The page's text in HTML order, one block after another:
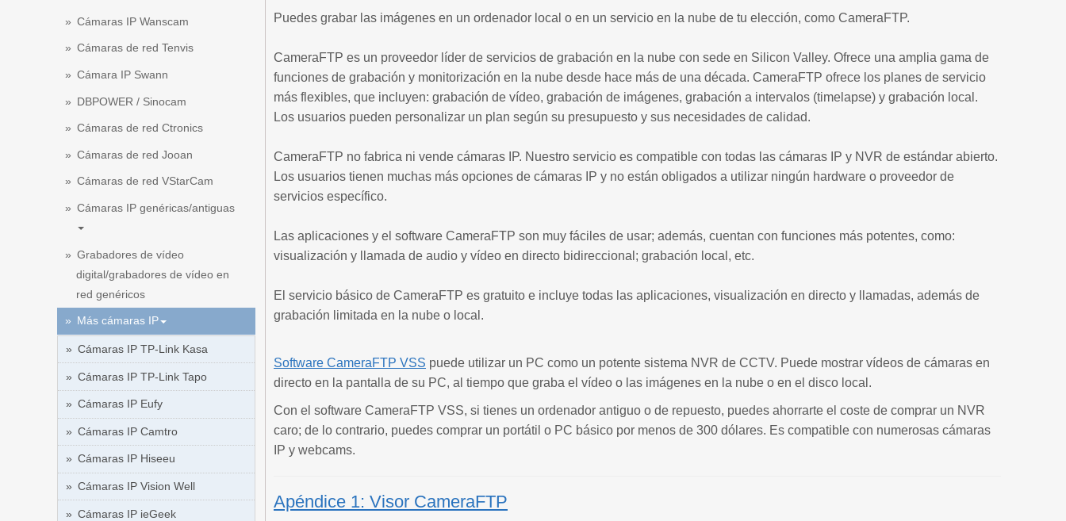
Cámaras IP Wanscam
Cámaras de red Tenvis
Cámara IP Swann
DBPOWER / Sinocam
Cámaras de red Ctronics
Cámaras de red Jooan
Cámaras de red VStarCam
Cámaras IP genéricas/antiguas
Grabadores de vídeo
digital/grabadores de vídeo en
red genéricos
Más cámaras IP
Cámaras IP TP-Link Kasa
Cámaras IP TP-Link Tapo
Cámaras IP Eufy
Cámaras IP Camtro
Cámaras IP Hiseeu
Cámaras IP Vision Well
Cámaras IP ieGeek
Puedes grabar las imágenes en un ordenador local o en un servicio en la nube de tu elección, como CameraFTP.
CameraFTP es un proveedor líder de servicios de grabación en la nube con sede en Silicon Valley. Ofrece una amplia gama de
funciones de grabación y monitorización en la nube desde hace más de una década. CameraFTP ofrece los planes de servicio
más flexibles, que incluyen: grabación de vídeo, grabación de imágenes, grabación a intervalos (timelapse) y grabación local.
Los usuarios pueden personalizar un plan según su presupuesto y sus necesidades de calidad.
CameraFTP no fabrica ni vende cámaras IP. Nuestro servicio es compatible con todas las cámaras IP y NVR de estándar abierto.
Los usuarios tienen muchas más opciones de cámaras IP y no están obligados a utilizar ningún hardware o proveedor de
servicios específico.
Las aplicaciones y el software CameraFTP son muy fáciles de usar; además, cuentan con funciones más potentes, como:
visualización y llamada de audio y vídeo en directo bidireccional; grabación local, etc.
El servicio básico de CameraFTP es gratuito e incluye todas las aplicaciones, visualización en directo y llamadas, además de
grabación limitada en la nube o local.
Software CameraFTP VSS puede utilizar un PC como un potente sistema NVR de CCTV. Puede mostrar vídeos de cámaras en
directo en la pantalla de su PC, al tiempo que graba el vídeo o las imágenes en la nube o en el disco local.
Con el software CameraFTP VSS, si tienes un ordenador antiguo o de repuesto, puedes ahorrarte el coste de comprar un NVR
caro; de lo contrario, puedes comprar un portátil o PC básico por menos de 300 dólares. Es compatible con numerosas cámaras
IP y webcams.
Apéndice 1: Visor CameraFTP